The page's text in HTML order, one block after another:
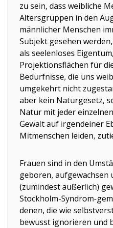
zu sein, dass weibliche
Altersgruppen in den
männlicher Menschen
Subjekt gesehen
als seelenloses
Projektionsflächen für
Bedürfnisse, die uns
umgekehrt nicht
aber kein Naturgesetz,
Natur mit jeder
Gewalt auf irgendeiner
Mitmenschen leiden,
Frauen sind in den
geboren, aufgewachsen
(zumindest äußerlich)
Stockholm-Syndrom-
denen, die wie
bewusst ignorieren und